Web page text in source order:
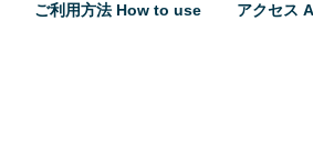
ご利用方法 How to use アクセス